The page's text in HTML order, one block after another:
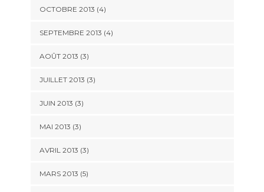
OCTOBRE 2013 (4)
SEPTEMBRE 2013 (4)
AOÛT 2013 (3)
JUILLET 2013 (3)
JUIN 2013 (3)
MAI 2013 (3)
AVRIL 2013 (3)
MARS 2013 (5)